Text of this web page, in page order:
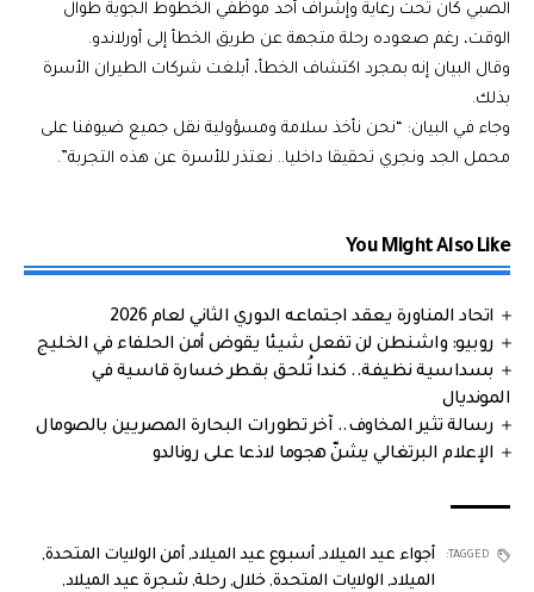
الصبي كان تحت رعاية وإشراف أحد موظفي الخطوط الجوية طوال
الوقت، رغم صعوده رحلة متجهة عن طريق الخطأ إلى أورلاندو.
وقال البيان إنه بمجرد اكتشاف الخطأ، أبلغت شركات الطيران الأسرة
بذلك.
وجاء في البيان: “نحن نأخذ سلامة ومسؤولية نقل جميع ضيوفنا على
محمل الجد ونجري تحقيقا داخليا.. نعتذر للأسرة عن هذه التجربة”.
You Might Also Like
اتحاد المناورة يعقد اجتماعه الدوري الثاني لعام 2026
روبيو: واشنطن لن تفعل شيئا يقوض أمن الحلفاء في الخليج
بسداسية نظيفة.. كندا تُلحق بقطر خسارة قاسية في
المونديال
رسالة تثير المخاوف.. آخر تطورات البحارة المصريين بالصومال
الإعلام البرتغالي يشنّ هجوما لاذعا على رونالدو
TAGGED: أجواء عيد الميلاد, أسبوع عيد الميلاد, أمن الولايات المتحدة,
الميلاد, الولايات المتحدة,خلال, رحلة, شجرة عيد الميلاد,